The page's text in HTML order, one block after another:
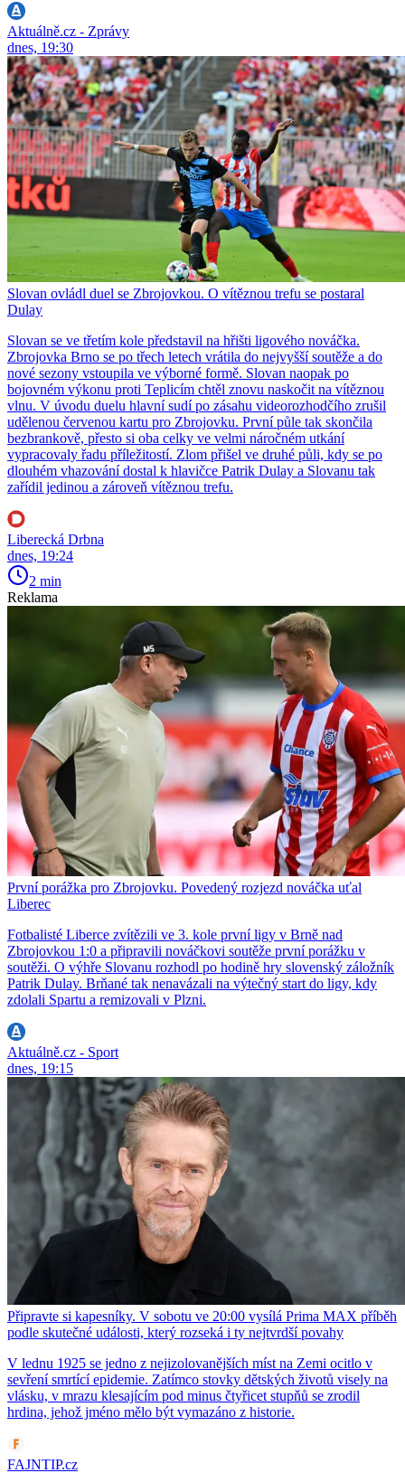
Aktuálně.cz - Zprávy
dnes, 19:30
Slovan ovládl duel se Zbrojovkou. O vítěznou trefu se postaral
Dulay
Slovan se ve třetím kole představil na hřišti ligového nováčka.
Zbrojovka Brno se po třech letech vrátila do nejvyšší soutěže a do
nové sezony vstoupila ve výborné formě. Slovan naopak po
bojovném výkonu proti Teplicím chtěl znovu naskočit na vítěznou
vlnu. V úvodu duelu hlavní sudí po zásahu videorozhodčího zrušil
udělenou červenou kartu pro Zbrojovku. První půle tak skončila
bezbrankově, přesto si oba celky ve velmi náročném utkání
vypracovaly řadu příležitostí. Zlom přišel ve druhé půli, kdy se po
dlouhém vhazování dostal k hlavičce Patrik Dulay a Slovanu tak
zařídil jedinou a zároveň vítěznou trefu.
Liberecká Drbna
dnes, 19:24
2 min
Reklama
První porážka pro Zbrojovku. Povedený rozjezd nováčka uťal
Liberec
Fotbalisté Liberce zvítězili ve 3. kole první ligy v Brně nad
Zbrojovkou 1:0 a připravili nováčkovi soutěže první porážku v
soutěži. O výhře Slovanu rozhodl po hodině hry slovenský záložník
Patrik Dulay. Brňané tak nenavázali na výtečný start do ligy, kdy
zdolali Spartu a remizovali v Plzni.
Aktuálně.cz - Sport
dnes, 19:15
Připravte si kapesníky. V sobotu ve 20:00 vysílá Prima MAX příběh
podle skutečné události, který rozseká i ty nejtvrdší povahy
V lednu 1925 se jedno z nejizolovanějších míst na Zemi ocitlo v
sevření smrtící epidemie. Zatímco stovky dětských životů visely na
vlásku, v mrazu klesajícím pod minus čtyřicet stupňů se zrodil
hrdina, jehož jméno mělo být vymazáno z historie.
FAJNTIP.cz